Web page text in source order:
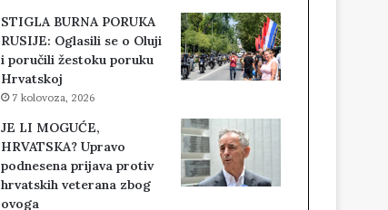
STIGLA BURNA PORUKA
RUSIJE: Oglasili se o Oluji
i poručili žestoku poruku
Hrvatskoj
7 kolovoza, 2026
JE LI MOGUĆE,
HRVATSKA? Upravo
podnesena prijava protiv
hrvatskih veterana zbog
ovoga